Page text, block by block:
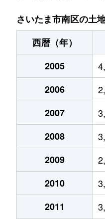
大字大谷口
大谷場
大字太田窪
大字太田窪
太田窪
太田窪
太田窪
さいたま市南区の土
西暦（年）
2005
2006
2007
2008
2009
2010
2011